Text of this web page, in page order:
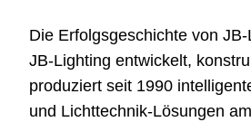
Die Erfolgsgeschichte von JB-
JB-Lighting entwickelt,
produziert seit 1990
und Lichttechnik-Lösungen